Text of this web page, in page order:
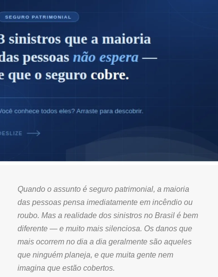
Quando o assunto é seguro patrimonial, a maioria
das pessoas pensa imediatamente em incêndio ou
roubo. Mas a realidade dos sinistros no Brasil é bem
diferente — e muito mais silenciosa. Os danos que
mais ocorrem no dia a dia geralmente são aqueles
que ninguém planeja, e que muita gente nem
imagina que estão cobertos.